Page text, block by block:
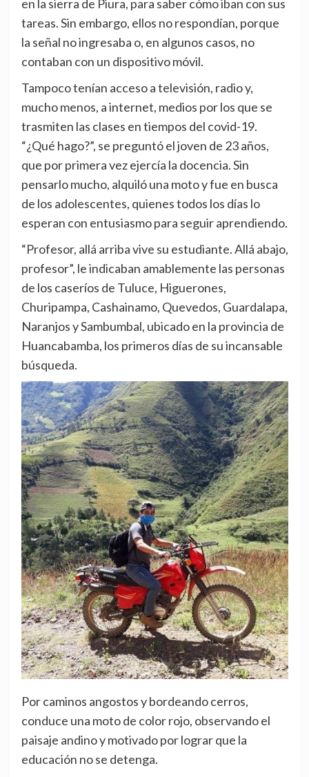
en la sierra de Piura, para saber cómo iban con sus
tareas. Sin embargo, ellos no respondían, porque
la señal no ingresaba o, en algunos casos, no
contaban con un dispositivo móvil.
Tampoco tenían acceso a televisión, radio y,
mucho menos, a internet, medios por los que se
trasmiten las clases en tiempos del covid-19.
“¿Qué hago?”, se preguntó el joven de 23 años,
que por primera vez ejercía la docencia. Sin
pensarlo mucho, alquiló una moto y fue en busca
de los adolescentes, quienes todos los días lo
esperan con entusiasmo para seguir aprendiendo.
“Profesor, allá arriba vive su estudiante. Allá abajo,
profesor”, le indicaban amablemente las personas
de los caseríos de Tuluce, Higuerones,
Churipampa, Cashainamo, Quevedos, Guardalapa,
Naranjos y Sambumbal, ubicado en la provincia de
Huancabamba, los primeros días de su incansable
búsqueda.
Por caminos angostos y bordeando cerros,
conduce una moto de color rojo, observando el
paisaje andino y motivado por lograr que la
educación no se detenga.